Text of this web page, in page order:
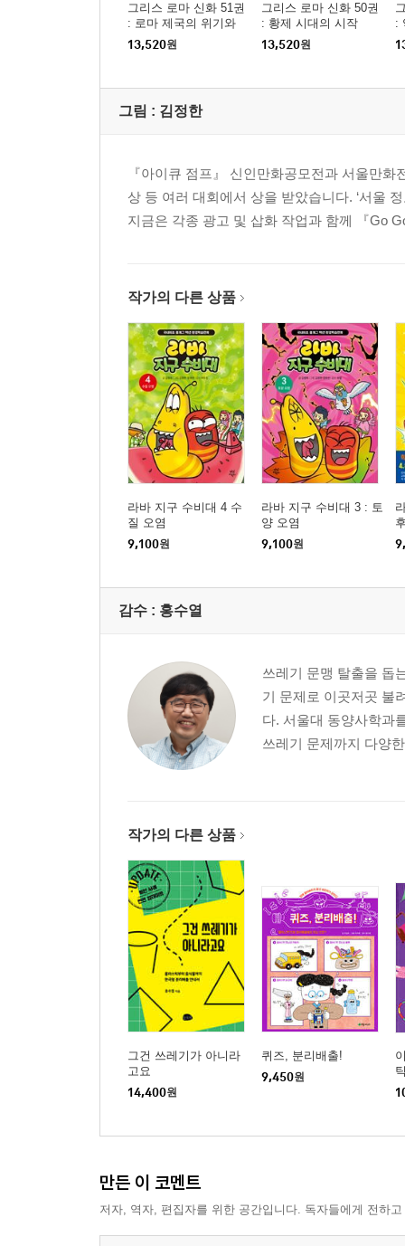
그리스 로마 신화 51권
: 로마 제국의 위기와
암투
13,520원
그리스 로마 신화 50권
: 황제 시대의 시작
13,520원
:
그림 : 김정한
『아이큐 점프』 신인만화공모전과 서울만
상 등 여러 대회에서 상을 받았습니다. ‘서울
지금은 각종 광고 및 삽화 작업과 함께 『Go
작가의 다른 상품
라바 지구 수비대 4 수
질 오염
9,100원
라바 지구 수비대 3 : 토
양 오염
9,100원
감수 : 홍수열
쓰레기 문맹 탈출을 돕
기 문제로 이곳저곳 불
다. 서울대 동양사학과
쓰레기 문제까지 다양
작가의 다른 상품
그건 쓰레기가 아니라
고요
14,400원
퀴즈, 분리배출!
9,450원
만든 이 코멘트
저자, 역자, 편집자를 위한 공간입니다. 독자들에게 전하